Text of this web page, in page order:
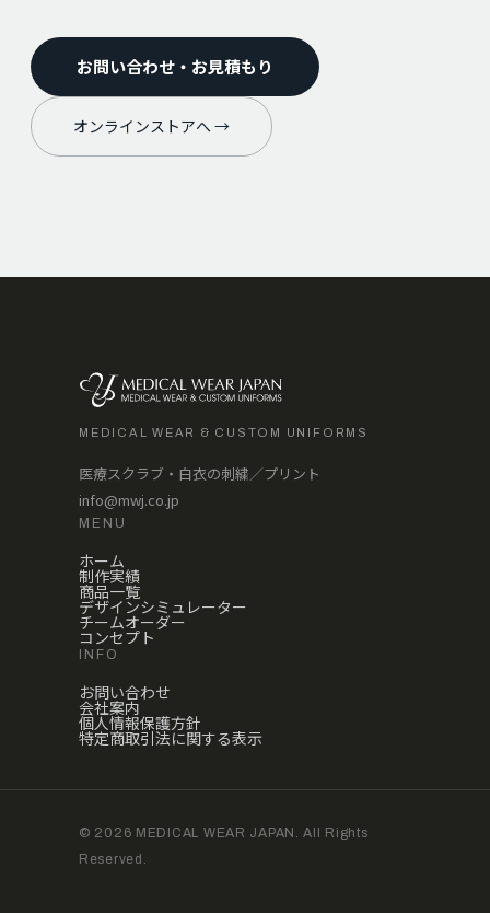
お問い合わせ・お見積もり
オンラインストアへ →
MEDICAL WEAR & CUSTOM UNIFORMS
医療スクラブ・白衣の刺繍／プリント
info@mwj.co.jp
MENU
ホーム
制作実績
商品一覧
デザインシミュレーター
チームオーダー
コンセプト
INFO
お問い合わせ
会社案内
個人情報保護方針
特定商取引法に関する表示
© 2026 MEDICAL WEAR JAPAN. All Rights
Reserved.